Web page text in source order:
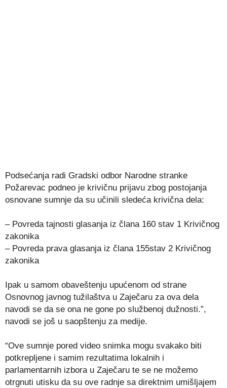
Podsećanja radi Gradski odbor Narodne stranke
Požarevac podneo je krivičnu prijavu zbog postojanja
osnovane sumnje da su učinili sledeća krivična dela:
– Povreda tajnosti glasanja iz člana 160 stav 1 Krivičnog
zakonika
– Povreda prava glasanja iz člana 155stav 2 Krivičnog
zakonika
Ipak u samom obaveštenju upućenom od strane
Osnovnog javnog tužilaštva u Zaječaru za ova dela
navodi se da se ona ne gone po službenoj dužnosti.”,
navodi se još u saopštenju za medije.
“Ove sumnje pored video snimka mogu svakako biti
potkrepljene i samim rezultatima lokalnih i
parlamentarnih izbora u Zaječaru te se ne možemo
otrgnuti utisku da su ove radnje sa direktnim umišljajem